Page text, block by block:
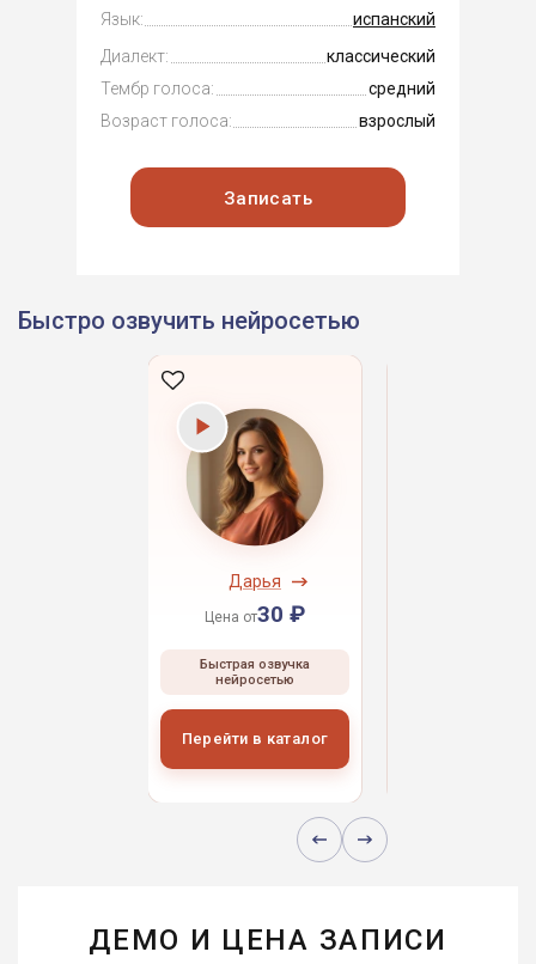
Язык:
испанский
Диалект:
классический
Тембр голоса:
средний
Возраст голоса:
взрослый
Записать
Быстро озвучить нейросетью
Дарья
Цена от30 ₽
Быстрая озвучка
нейросетью
Перейти в каталог
ДЕМО И ЦЕНА ЗАПИСИ